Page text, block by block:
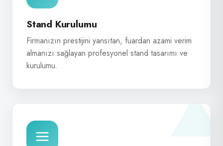
Stand Kurulumu
Firmanızın prestijini yansıtan, fuardan azami verim
almanızı sağlayan profesyonel stand tasarımı ve
kurulumu.